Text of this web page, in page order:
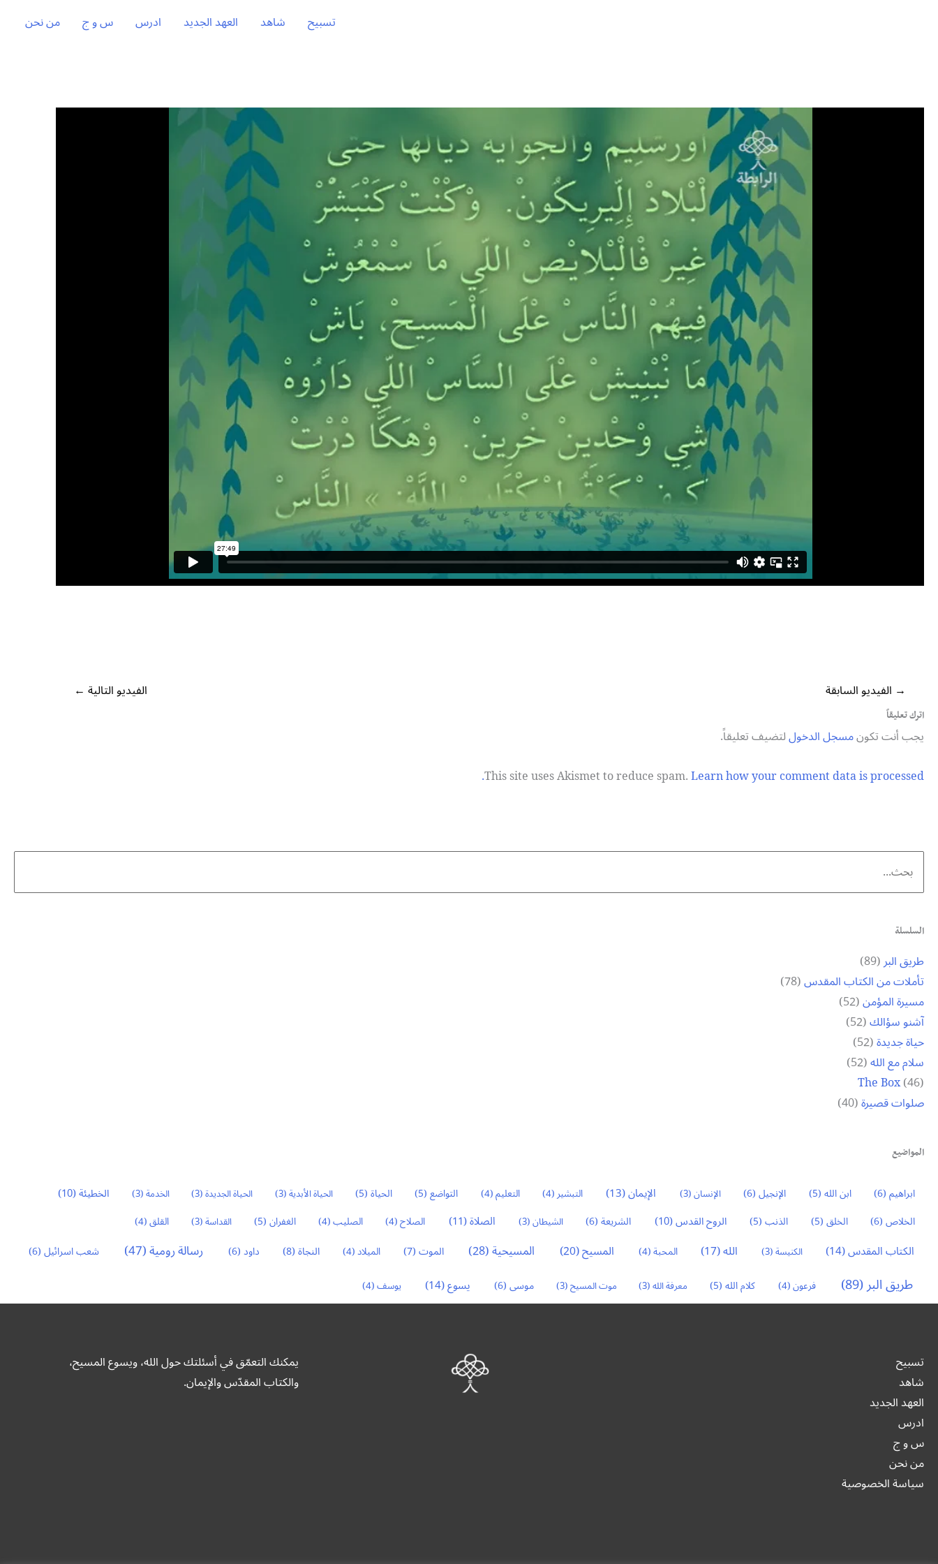
تسبيح شاهد العهد الجديد ادرس س و ج من نحن
→ الفيديو السابقة الفيديو التالية ←
اترك تعليقاً
يجب أنت تكونمسجل الدخوللتضيف تعليقاً.
This site uses Akismet to reduce spam.Learn how your comment data is processed.
Search
for:
السلسلة
طريق البر(89)
تأملات من الكتاب المقدس(78)
مسيرة المؤمن(52)
آشنو سؤالك(52)
حياة جديدة(52)
سلام مع الله(52)
The Box(46)
صلوات قصيرة(40)
المواضيع
ابراهيم(6) ابن الله(5) الإنجيل(6) الإنسان(3) الإيمان(13) التبشير(4) التعليم(4) التواضع(5) الحياة(5) الحياة الأبدية(3) الحياة الجديدة(3) الخدمة(3) الخطيئة(10)
الخلاص(6) الخلق(5) الذنب(5) الروح القدس(10) الشريعة(6) الشيطان(3) الصلاة(11) الصلاح(4) الصليب(4) الغفران(5) القداسة(3) القلق(4)
الكتاب المقدس(14) الكنيسة(3) الله(17) المحبة(4) المسيح(20) المسيحية(28) الموت(7) الميلاد(4) النجاة(8) داود(6) رسالة رومية(47) شعب اسرائيل(6)
طريق البر(89) فرعون(4) كلام الله(5) معرفة الله(3) موت المسيح(3) موسى(6) يسوع(14) يوسف(4)
تسبيح
شاهد
العهد الجديد
ادرس
س و ج
من نحن
سياسة الخصوصية
يمكنك التعمّق في أسئلتك حول الله، ويسوع المسيح،
والكتاب المقدّس والإيمان.